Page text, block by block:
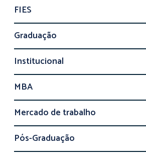
FIES
Graduação
Institucional
MBA
Mercado de trabalho
Pós-Graduação